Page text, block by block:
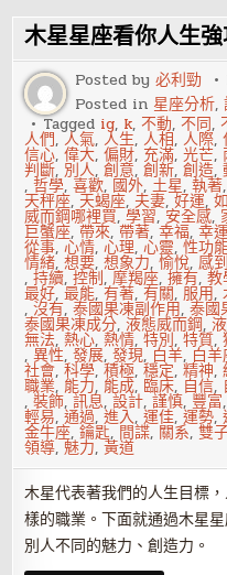
己
的
事
業
更
成
功
木星星座看你人生
Posted by必利勁
Posted in 星座分析,
Tagged ig, k,不動,不同,
人們,人氣,人生,人相,人際,
信心,偉大,偏財, 充滿,光芒,
判斷, 別人,創意,創新,創造,
,哲學,喜歡, 國外,土星,執著
天秤座, 天蝎座, 夫妻,好運,
威而鋼哪裡買,學習, 安全感,
巨蟹座,帶來,帶著,幸福,幸
從事,心情,心理,心靈,性功
情緒,想要,想象力,愉悅,感
,持續,控制,摩羯座,擁有,教
最好,最能,有著,有關,服用,
,沒有,泰國果凍副作用,泰國
泰國果凍成分,液態威而鋼,
無法,熱心,熱情,特別,特質,
,異性,發展,發現, 白羊, 白
社會,科學,積極,穩定,精神,
職業, 能力, 能成, 臨床, 自信,
,裝飾,訊息,設計,謹慎, 豐富
輕易,通過,進入,運佳,運勢,
金牛座,鑰匙, 間諜, 關系,雙
領導,魅力,黃道
木星代表著我們的人生目標
樣的職業。下面就通過木星
別人不同的魅力、創造力。